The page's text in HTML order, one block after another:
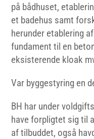
på bådhuset,
et badehus samt
herunder etablering
fundament til en
eksisterende kloak
Var byggestyring en
BH har under
have forpligtet sig til
af tilbuddet, også